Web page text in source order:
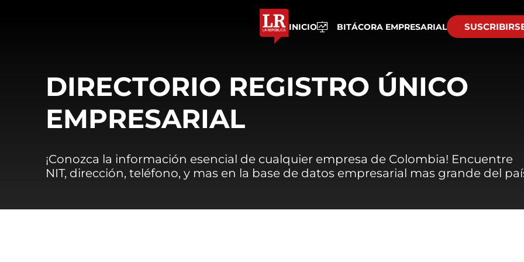
INICIO BITÁCORA EMPRESARIAL
DIRECTORIO REGISTRO ÚNICO
EMPRESARIAL
¡Conozca la información esencial de cualquier empresa de Colombia! Encuentre
NIT, dirección, teléfono, y mas en la base de datos empresarial mas grande del